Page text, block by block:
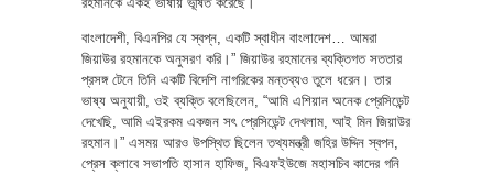
বাংলাদেশী, বিএনপির যে স্বপ্ন, একটি স্বাধীন বাংলাদেশ… আমরা
জিয়াউর রহমানকে অনুসরণ করি।” জিয়াউর রহমানের ব্যক্তিগত সততার
প্রসঙ্গ টেনে তিনি একটি বিদেশি নাগরিকের মন্তব্যও তুলে ধরেন। তার
ভাষ্য অনুযায়ী, ওই ব্যক্তি বলেছিলেন, “আমি এশিয়ান অনেক প্রেসিডেন্ট
দেখেছি, আমি এইরকম একজন সৎ প্রেসিডেন্ট দেখলাম, আই মিন জিয়াউর
রহমান।” এসময় আরও উপস্থিত ছিলেন তথ্যমন্ত্রী জহির উদ্দিন স্বপন,
প্রেস ক্লাবে সভাপতি হাসান হাফিজ, বিএফইউজে মহাসচিব কাদের গনি